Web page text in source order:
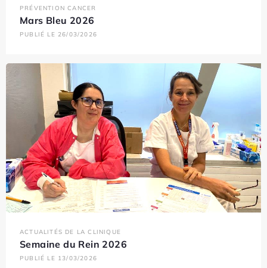
PRÉVENTION CANCER
Mars Bleu 2026
PUBLIÉ LE 26/03/2026
ACTUALITÉS DE LA CLINIQUE
Semaine du Rein 2026
PUBLIÉ LE 13/03/2026